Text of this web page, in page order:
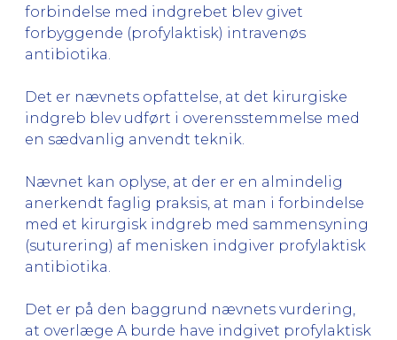
forbindelse med indgrebet blev givet
forbyggende (profylaktisk) intravenøs
antibiotika.
Det er nævnets opfattelse, at det kirurgiske
indgreb blev udført i overensstemmelse med
en sædvanlig anvendt teknik.
Nævnet kan oplyse, at der er en almindelig
anerkendt faglig praksis, at man i forbindelse
med et kirurgisk indgreb med sammensyning
(suturering) af menisken indgiver profylaktisk
antibiotika.
Det er på den baggrund nævnets vurdering,
at overlæge A burde have indgivet profylaktisk